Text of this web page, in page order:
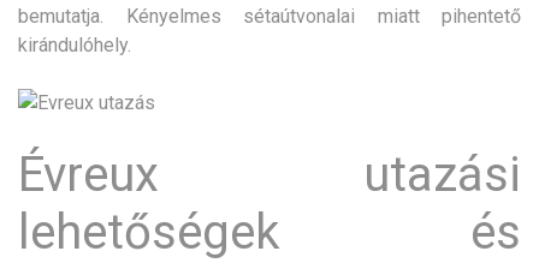
bemutatja. Kényelmes sétaútvonalai miatt pihentető
kirándulóhely.
Évreux utazási
lehetőségek és